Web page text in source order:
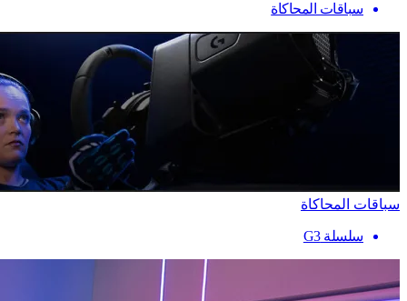
سباقات المحاكاة
سباقات المحاكاة
سلسلة G3